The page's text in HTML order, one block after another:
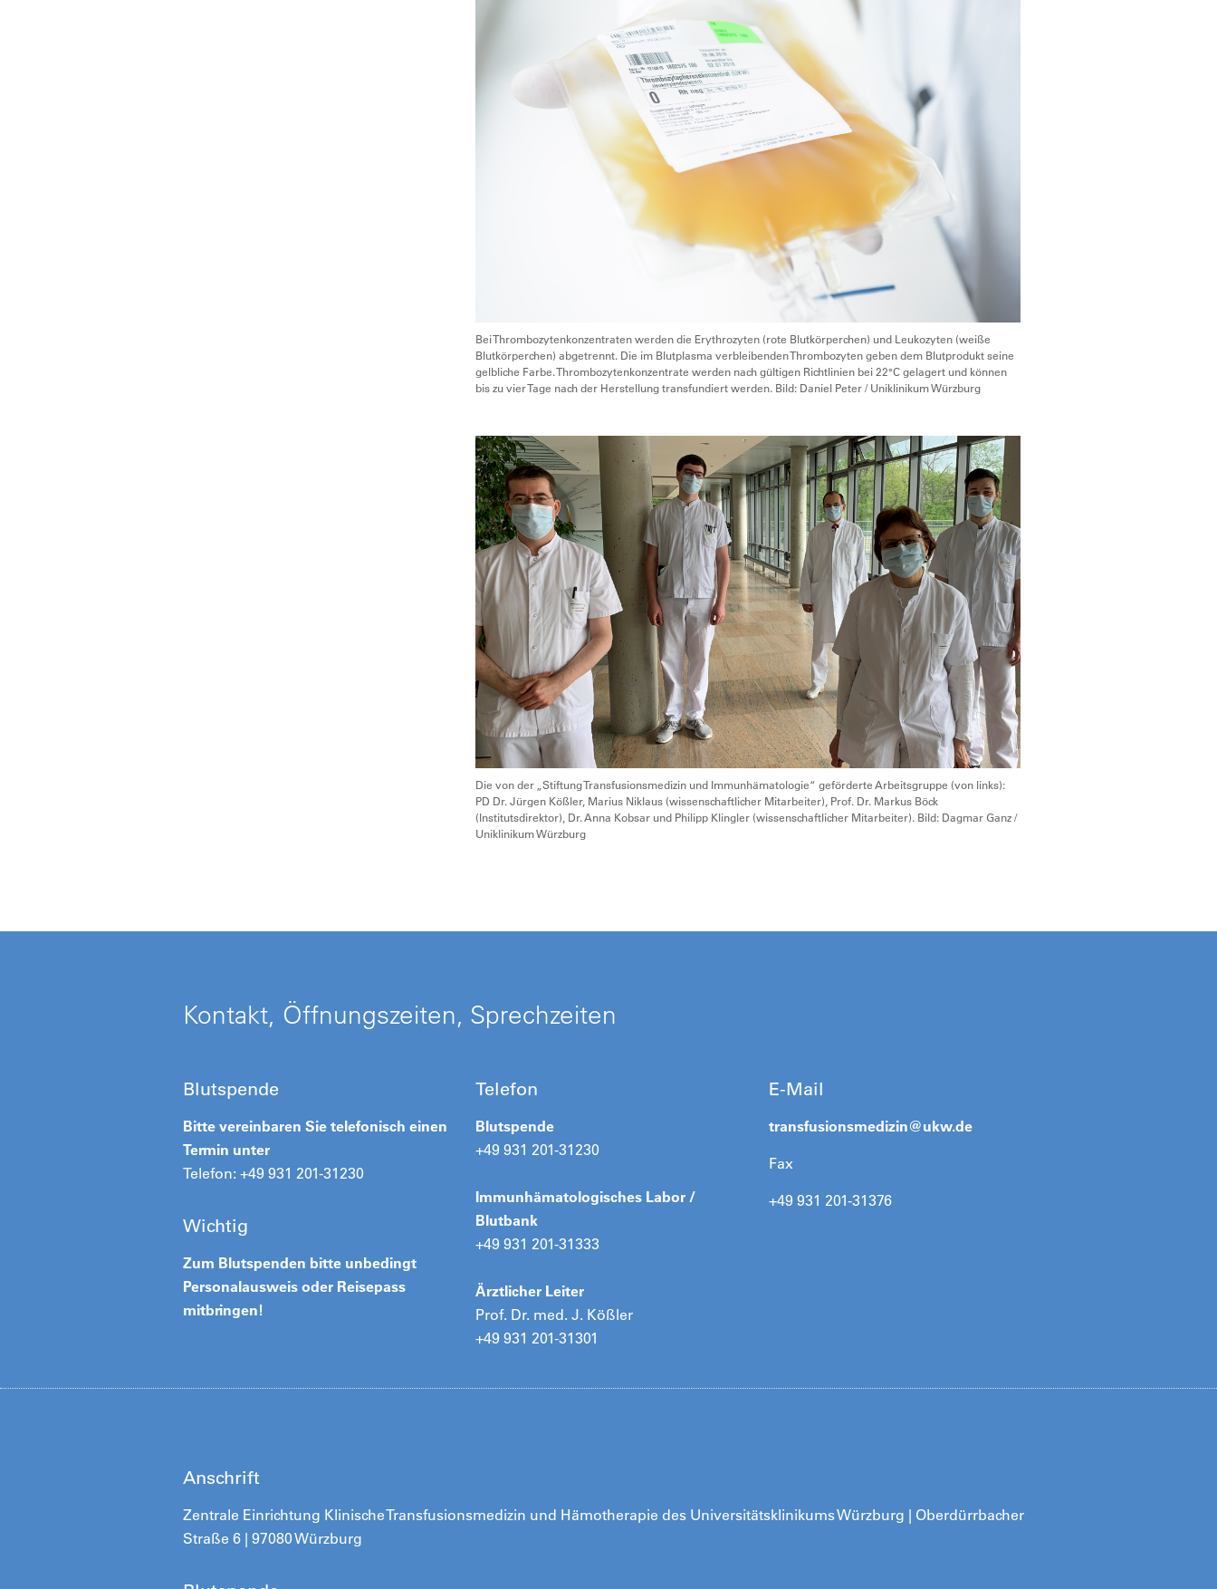
Bei Thrombozytenkonzentraten werden die Erythrozyten (rote Blutkörperchen) und Leukozyten (weiße
Blutkörperchen) abgetrennt. Die im Blutplasma verbleibenden Thrombozyten geben dem Blutprodukt seine
gelbliche Farbe. Thrombozytenkonzentrate werden nach gültigen Richtlinien bei 22°C gelagert und können
bis zu vier Tage nach der Herstellung transfundiert werden. Bild: Daniel Peter / Uniklinikum Würzburg
Die von der „Stiftung Transfusionsmedizin und Immunhämatologie“ geförderte Arbeitsgruppe (von links):
PD Dr. Jürgen Kößler, Marius Niklaus (wissenschaftlicher Mitarbeiter), Prof. Dr. Markus Böck
(Institutsdirektor), Dr. Anna Kobsar und Philipp Klingler (wissenschaftlicher Mitarbeiter). Bild: Dagmar Ganz /
Uniklinikum Würzburg
Kontakt, Öffnungszeiten, Sprechzeiten
Blutspende
Bitte vereinbaren Sie telefonisch einen
Termin unter
Telefon: +49 931 201-31230
Wichtig
Zum Blutspenden bitte unbedingt
Personalausweis oder Reisepass
mitbringen!
Telefon
Blutspende
+49 931 201-31230
Immunhämatologisches Labor /
Blutbank
+49 931 201-31333
Ärztlicher Leiter
Prof. Dr. med. J. Kößler
+49 931 201-31301
E-Mail
transfusionsmedizin@ukw.de
Fax
+49 931 201-31376
Anschrift
Zentrale Einrichtung Klinische Transfusionsmedizin und Hämotherapie des Universitätsklinikums Würzburg | Oberdürrbacher
Straße 6 | 97080 Würzburg